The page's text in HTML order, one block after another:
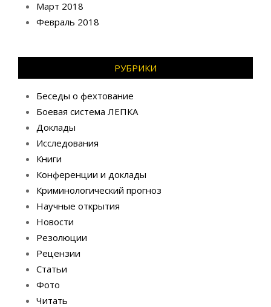
Март 2018
Февраль 2018
РУБРИКИ
Беседы о фехтование
Боевая система ЛЕПКА
Доклады
Исследования
Книги
Конференции и доклады
Криминологический прогноз
Научные открытия
Новости
Резолюции
Рецензии
Статьи
Фото
Читать